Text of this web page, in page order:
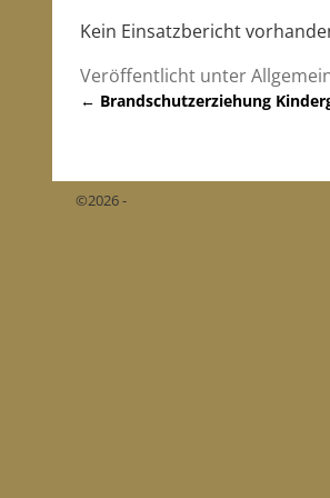
Kein Einsatzbericht
Veröffentlicht unter
← Brandschutzerziehung
©2026 -